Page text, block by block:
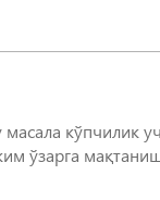
кўпчилик
ўзарга